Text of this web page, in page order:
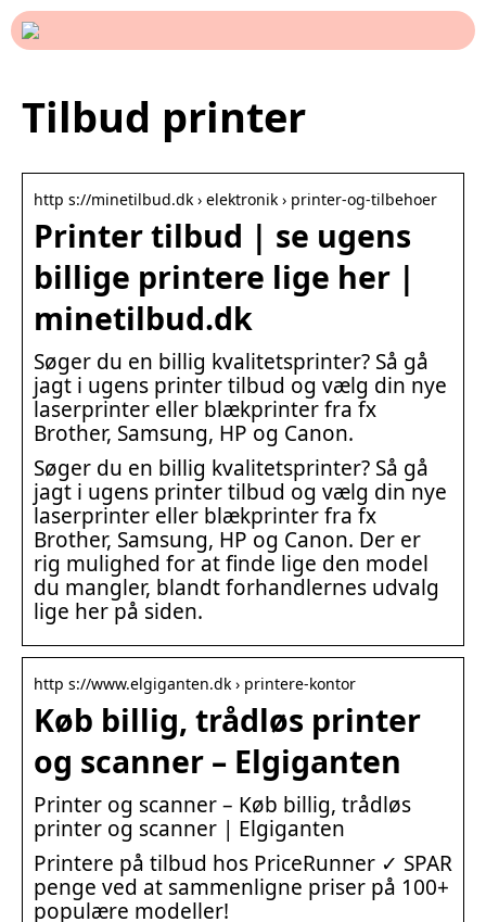
Tilbud printer
http s://minetilbud.dk › elektronik › printer-og-tilbehoer
Printer tilbud | se ugens
billige printere lige her |
minetilbud.dk
Søger du en billig kvalitetsprinter? Så gå
jagt i ugens printer tilbud og vælg din nye
laserprinter eller blækprinter fra fx
Brother, Samsung, HP og Canon.
Søger du en billig kvalitetsprinter? Så gå
jagt i ugens printer tilbud og vælg din nye
laserprinter eller blækprinter fra fx
Brother, Samsung, HP og Canon. Der er
rig mulighed for at finde lige den model
du mangler, blandt forhandlernes udvalg
lige her på siden.
http s://www.elgiganten.dk › printere-kontor
Køb billig, trådløs printer
og scanner – Elgiganten
Printer og scanner – Køb billig, trådløs
printer og scanner | Elgiganten
Printere på tilbud hos PriceRunner ✓ SPAR
penge ved at sammenligne priser på 100+
populære modeller!